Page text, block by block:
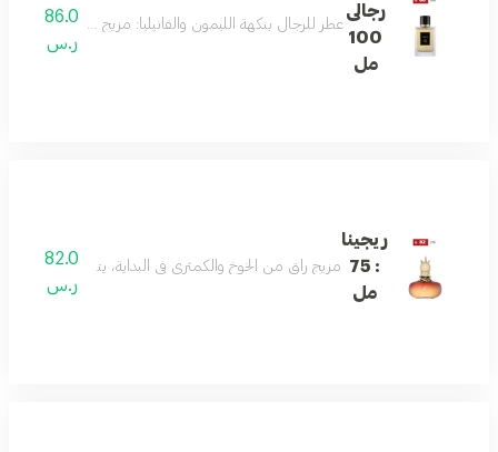
رجالى
100
مل
عطر للرجال بنكهة الليمون والفانيليا: مزيج أنيق من
86.0
ر.س
ريجينا
: 75
مل
مزيج راقٍ من الخوخ والكمثرى في البداية، يتناغم مع قلب من
82.0
ر.س